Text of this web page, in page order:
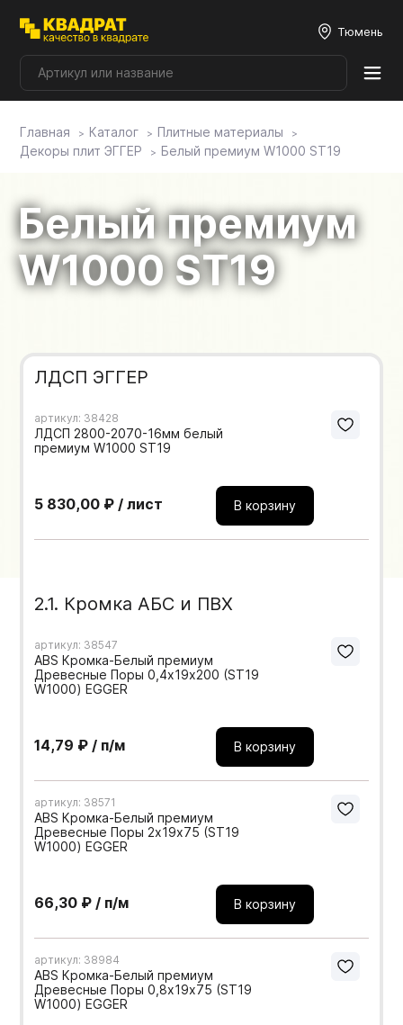
Тюмень
Плитные материалы
Столешницы
Фасады
Мебельные образцы, каталоги
Главная Каталог
Плитные материалы
Декоры плит ЭГГЕР
Белый премиум W1000 ST19
Белый премиум
W1000 ST19
ЛДСП ЭГГЕР
артикул: 38428
ЛДСП 2800-2070-16мм белый
премиум W1000 ST19
5 830,00 ₽ / лист В корзину
2.1. Кромка АБС и ПВХ
артикул: 38547
ABS Кромка-Белый премиум
Древесные Поры 0,4х19х200 (ST19
W1000) EGGER
14,79 ₽ / п/м В корзину
артикул: 38571
ABS Кромка-Белый премиум
Древесные Поры 2х19х75 (ST19
W1000) EGGER
66,30 ₽ / п/м В корзину
артикул: 38984
ABS Кромка-Белый премиум
Древесные Поры 0,8х19х75 (ST19
W1000) EGGER